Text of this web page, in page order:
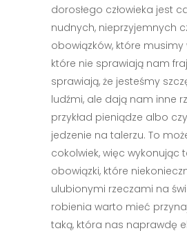
dorosłego człowieka jest
nudnych, nieprzyjemnych
obowiązków, które musimy
które nie sprawiają nam
sprawiają, że jesteśmy
ludźmi, ale dają nam inne
przykład pieniądze albo
jedzenie na talerzu. To
cokolwiek, więc wykonując
obowiązki, które
ulubionymi rzeczami na
robienia warto mieć
taką, która nas naprawdę